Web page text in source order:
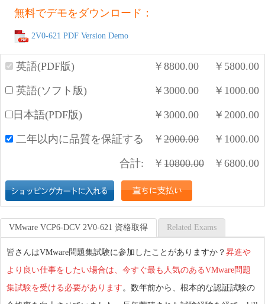
無料でデモをダウンロード：
2V0-621 PDF Version Demo
英語(PDF版) ￥ 8800.00 ￥ 5800.00
英語(ソフト版) ￥ 3000.00 ￥ 1000.00
日本語(PDF版) ￥ 3000.00 ￥ 2000.00
二年以内に品質を保証する ￥ 2000.00 ￥ 1000.00
合計: ￥ 10800.00 ￥ 6800.00
VMware VCP6-DCV 2V0-621 資格取得 Related Exams
皆さんはVMware問題集試験に参加したことがありますか？ 昇進や
より良い仕事をしたい場合は、今すぐ最も人気のあるVMware問題
集試験を受ける必要があります。数年前から、根本的な認証試験の